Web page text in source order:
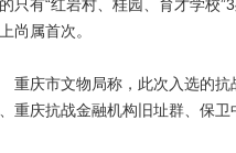
只有“红岩村、桂园、育才学校
尚属首次。
庆市文物局称，此次入选的抗
重庆抗战金融机构旧址群、保卫